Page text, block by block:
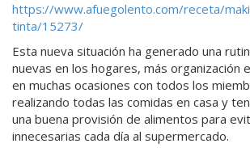
https://www.afuegolento.com/receta/
tinta/15273/
Esta nueva situación ha generado una
nuevas en los hogares, más organización
en muchas ocasiones con todos los
realizando todas las comidas en casa y
una buena provisión de alimentos para
innecesarias cada día al supermercado.